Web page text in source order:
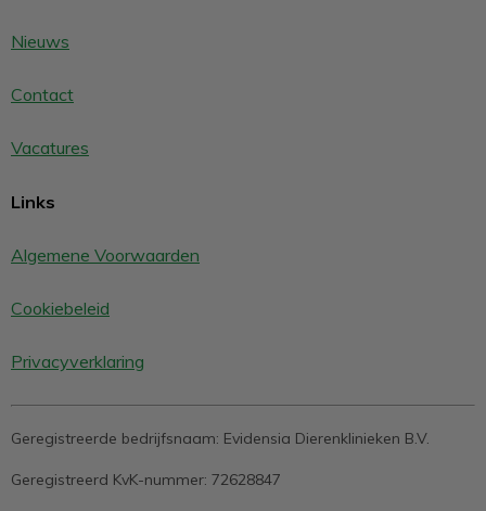
Nieuws
Contact
Vacatures
Links
Algemene Voorwaarden
Cookiebeleid
Privacyverklaring
Geregistreerde bedrijfsnaam: Evidensia Dierenklinieken B.V.
Geregistreerd KvK-nummer: 72628847